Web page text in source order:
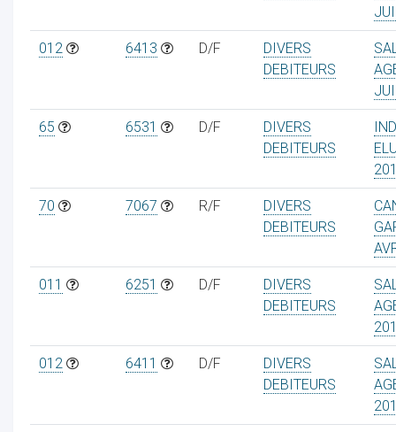
012 6413 D/F
DIVERS
DEBITEURS
65 6531 D/F
DIVERS
DEBITEURS
70 7067 R/F
DIVERS
DEBITEURS
011 6251 D/F
DIVERS
DEBITEURS
012 6411 D/F
DIVERS
DEBITEURS